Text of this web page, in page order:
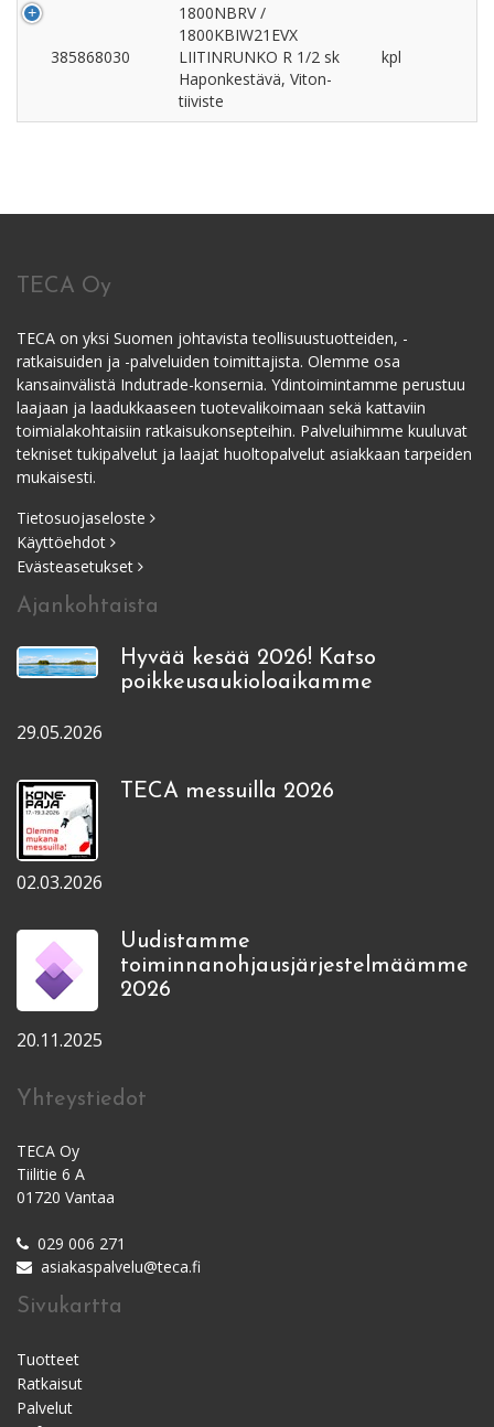
385868030
1800NBRV /
1800KBIW21EVX
LIITINRUNKO R 1/2 sk
Haponkestävä, Viton-
tiiviste
kpl
TECA Oy
TECA on yksi Suomen johtavista teollisuustuotteiden, -
ratkaisuiden ja -palveluiden toimittajista. Olemme osa
kansainvälistä Indutrade-konsernia. Ydintoimintamme perustuu
laajaan ja laadukkaaseen tuotevalikoimaan sekä kattaviin
toimialakohtaisiin ratkaisukonsepteihin. Palveluihimme kuuluvat
tekniset tukipalvelut ja laajat huoltopalvelut asiakkaan tarpeiden
mukaisesti.
Tietosuojaseloste
Käyttöehdot
Evästeasetukset
Ajankohtaista
Hyvää kesää 2026! Katso
poikkeusaukioloaikamme
29.05.2026
TECA messuilla 2026
02.03.2026
Uudistamme
toiminnanohjausjärjestelmäämme
2026
20.11.2025
Yhteystiedot
TECA Oy
Tiilitie 6 A
01720 Vantaa
029 006 271
asiakaspalvelu@teca.fi
Sivukartta
Tuotteet
Ratkaisut
Palvelut